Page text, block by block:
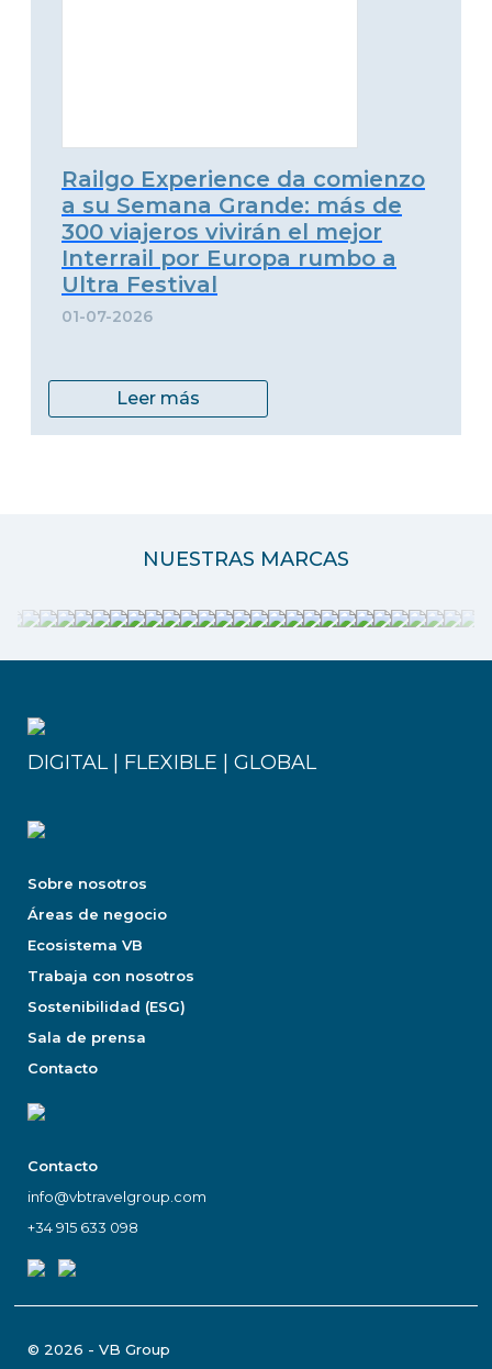
Railgo Experience da comienzo
a su Semana Grande: más de
300 viajeros vivirán el mejor
Interrail por Europa rumbo a
Ultra Festival
01-07-2026
Leer más
NUESTRAS MARCAS
DIGITAL | FLEXIBLE | GLOBAL
Sobre nosotros
Áreas de negocio
Ecosistema VB
Trabaja con nosotros
Sostenibilidad (ESG)
Sala de prensa
Contacto
Contacto
info@vbtravelgroup.com
+34 915 633 098
© 2026 - VB Group